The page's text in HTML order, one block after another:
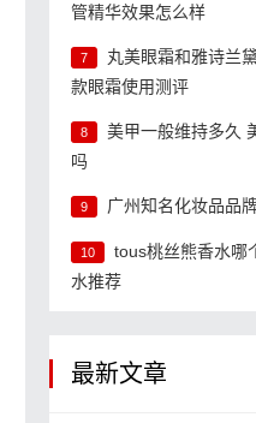
管精华效果怎么样
7
丸美眼霜和雅诗兰
款眼霜使用测评
8
美甲一般维持多久
吗
9 广州知名化妆品品
10
tous桃丝熊香水哪
水推荐
最新文章